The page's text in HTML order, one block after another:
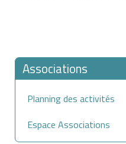
Associations
Planning des activités
Espace Associations